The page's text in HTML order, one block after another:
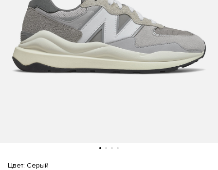
Цвет: Серый